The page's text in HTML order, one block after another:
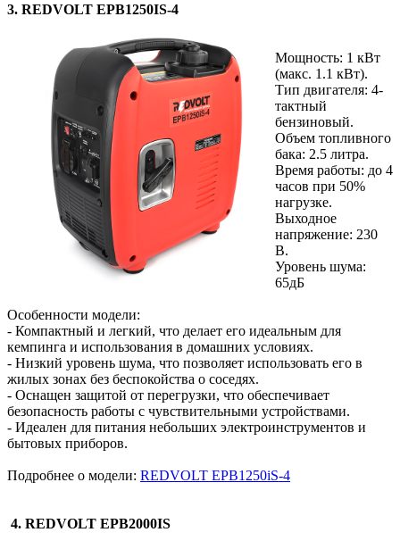
3. REDVOLT EPB1250IS-4
Мощность: 1 кВт
(макс. 1.1 кВт).
Тип двигателя: 4-
тактный
бензиновый.
Объем топливного
бака: 2.5 литра.
Время работы: до 4
часов при 50%
нагрузке.
Выходное
напряжение: 230
В.
Уровень шума:
65дБ
Особенности модели:
- Компактный и легкий, что делает его идеальным для
кемпинга и использования в домашних условиях.
- Низкий уровень шума, что позволяет использовать его в
жилых зонах без беспокойства о соседях.
- Оснащен защитой от перегрузки, что обеспечивает
безопасность работы с чувствительными устройствами.
- Идеален для питания небольших электроинструментов и
бытовых приборов.
Подробнее о модели: REDVOLT EPB1250iS-4
4. REDVOLT EPB2000IS